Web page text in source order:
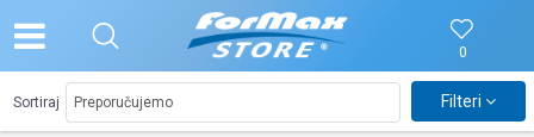
0
Sortiraj Filteri